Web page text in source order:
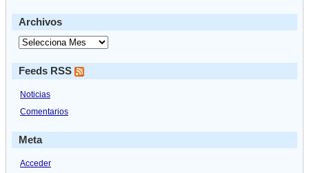
Archivos
Feeds RSS
Noticias
Comentarios
Meta
Acceder